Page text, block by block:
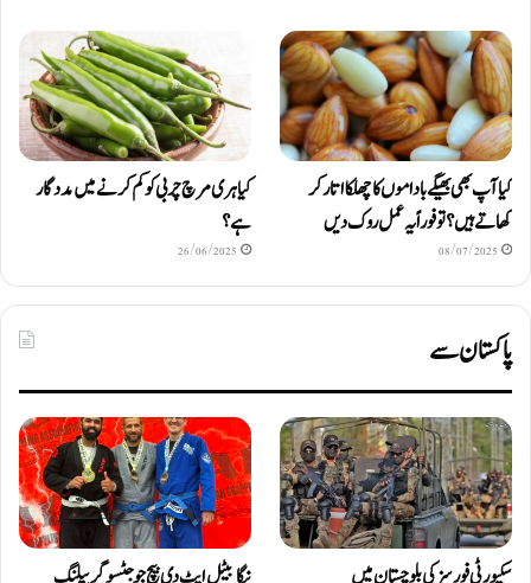
کیا آپ بھی بھیگے باداموں کا چھلکا اتار کر
کھاتے ہیں؟ تو فوراً یہ عمل روک دیں
08/07/2025
کیا ہری مرچ چربی کو کم کرنے میں مددگار
ہے؟
26/06/2025
پاکستان سے